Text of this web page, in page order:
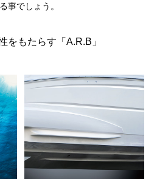
事でしょう。
をもたらす「A.R.B」